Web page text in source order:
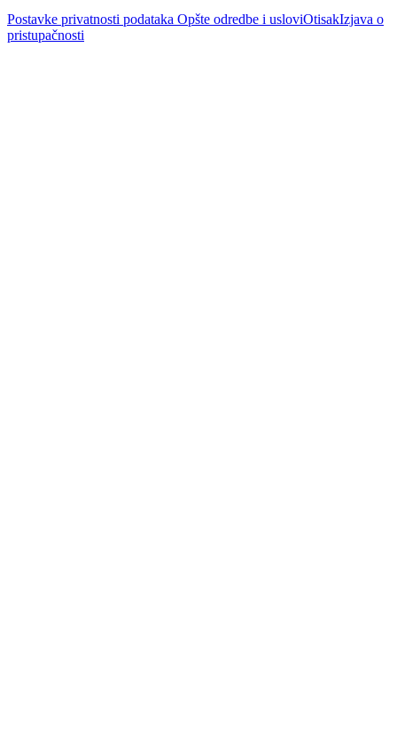
Postavke privatnosti podataka Opšte odredbe i usloviOtisakIzjava o
pristupačnosti